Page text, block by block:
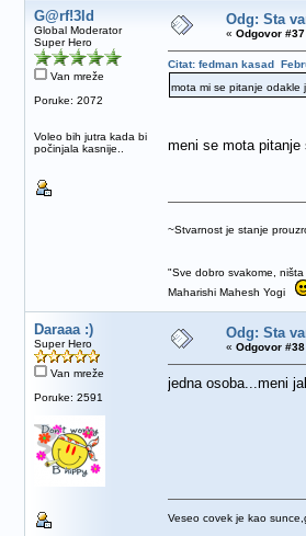
G@rf!3ld
Global Moderator
Super Hero
Van mreže
Poruke: 2072
Voleo bih jutra kada bi
počinjala kasnije..
Odg: Sta
« Odgovor
Citat: fedman kasad
mota mi se pitanje
meni se mota
~Stvarnost je stanje
"Sve dobro svakome,
Maharishi Mahesh Yogi
Daraaa :)
Super Hero
Van mreže
Poruke: 2591
Odg: Sta
« Odgovor
jedna osoba...meni
Veseo covek je kao